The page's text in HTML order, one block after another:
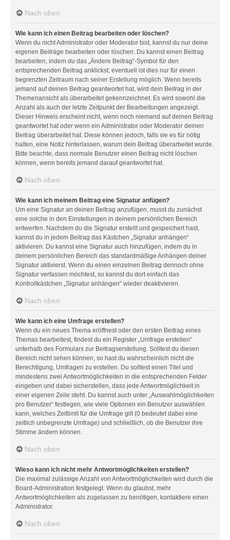
Nach oben
Wie kann ich einen Beitrag bearbeiten oder löschen?
Wenn du nicht Administrator oder Moderator bist, kannst du nur deine
eigenen Beiträge bearbeiten oder löschen. Du kannst einen Beitrag
bearbeiten, indem du das „Ändere Beitrag“-Symbol für den
entsprechenden Beitrag anklickst; eventuell ist dies nur für einen
begrenzten Zeitraum nach seiner Erstellung möglich. Wenn bereits
jemand auf deinen Beitrag geantwortet hat, wird dein Beitrag in der
Themenansicht als überarbeitet gekennzeichnet. Es wird sowohl die
Anzahl als auch der letzte Zeitpunkt der Bearbeitungen angezeigt.
Dieser Hinweis erscheint nicht, wenn noch niemand auf deinen Beitrag
geantwortet hat oder wenn ein Administrator oder Moderator deinen
Beitrag überarbeitet hat. Diese können jedoch, falls sie es für nötig
halten, eine Notiz hinterlassen, warum dein Beitrag überarbeitet wurde.
Bitte beachte, dass normale Benutzer einen Beitrag nicht löschen
können, wenn bereits jemand darauf geantwortet hat.
Nach oben
Wie kann ich meinem Beitrag eine Signatur anfügen?
Um eine Signatur an deinen Beitrag anzufügen, musst du zunächst
eine solche in den Einstellungen in deinem persönlichen Bereich
entwerfen. Nachdem du die Signatur erstellt und gespeichert hast,
kannst du in jedem Beitrag das Kästchen „Signatur anhängen“
aktivieren. Du kannst eine Signatur auch hinzufügen, indem du in
deinem persönlichen Bereich das standardmäßige Anhängen deiner
Signatur aktivierst. Wenn du einen einzelnen Beitrag dennoch ohne
Signatur verfassen möchtest, so kannst du dort einfach das
Kontrollkästchen „Signatur anhängen“ wieder deaktivieren.
Nach oben
Wie kann ich eine Umfrage erstellen?
Wenn du ein neues Thema eröffnest oder den ersten Beitrag eines
Themas bearbeitest, findest du ein Register „Umfrage erstellen“
unterhalb des Formulars zur Beitragserstellung. Solltest du diesen
Bereich nicht sehen können, so hast du wahrscheinlich nicht die
Berechtigung, Umfragen zu erstellen. Du solltest einen Titel und
mindestens zwei Antwortmöglichkeiten in die entsprechenden Felder
eingeben und dabei sicherstellen, dass jede Antwortmöglichkeit in
einer eigenen Zeile steht. Du kannst auch unter „Auswahlmöglichkeiten
pro Benutzer“ festlegen, wie viele Optionen ein Benutzer auswählen
kann, welches Zeitlimit für die Umfrage gilt (0 bedeutet dabei eine
zeitlich unbegrenzte Umfrage) und schließlich, ob die Benutzer ihre
Stimme ändern können.
Nach oben
Wieso kann ich nicht mehr Antwortmöglichkeiten erstellen?
Die maximal zulässige Anzahl von Antwortmöglichkeiten wird durch die
Board-Administration festgelegt. Wenn du glaubst, mehr
Antwortmöglichkeiten als zugelassen zu benötigen, kontaktiere einen
Administrator.
Nach oben